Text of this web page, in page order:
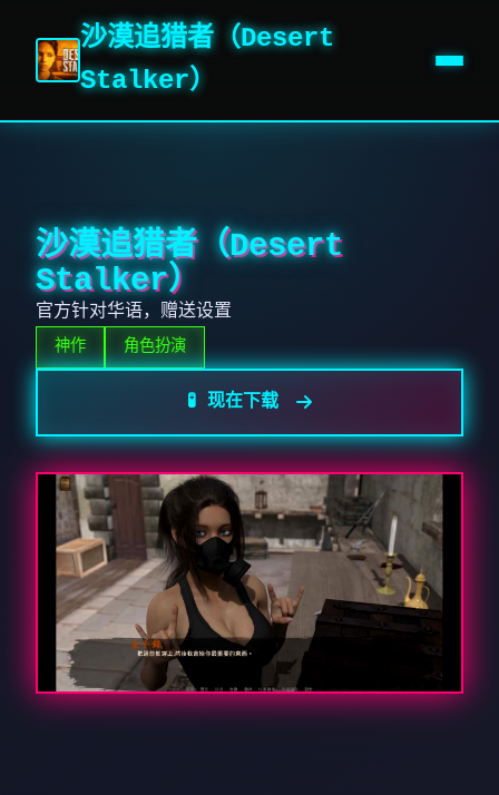
沙漠追猎者（Desert
Stalker）
沙漠追猎者（Desert
Stalker）
官方针对华语，赠送设置
神作 角色扮演
🧪 现在下载